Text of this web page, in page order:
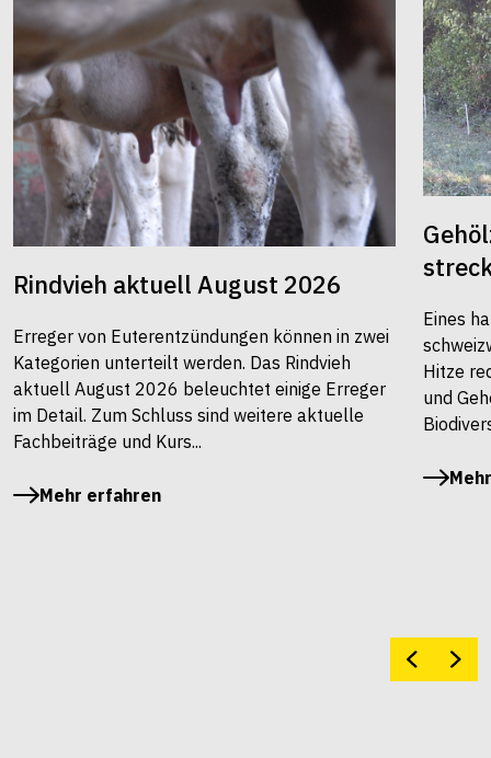
Rindvieh aktuell August 2026
Erreger von Euterentzündungen können in zwei
Kategorien unterteilt werden. Das Rindvieh
aktuell August 2026 beleuchtet einige Erreger
im Detail. Zum Schluss sind weitere aktuelle
Fachbeiträge und Kurs...
Mehr erfahren
Eines
Hitze
und